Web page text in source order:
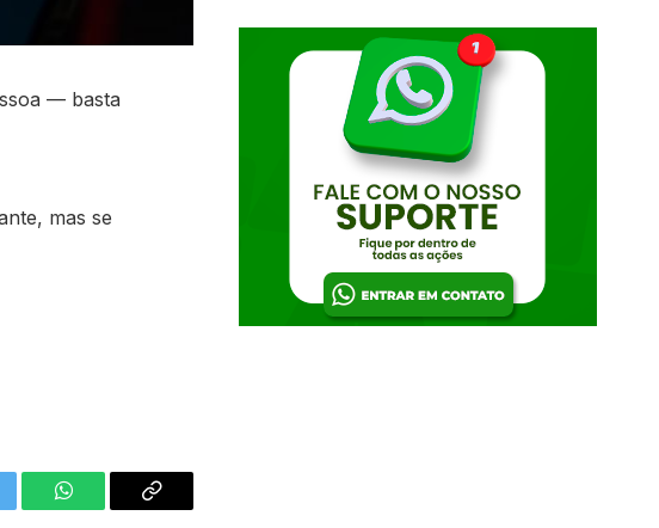
— basta
mas se
WhatsAppCopiar